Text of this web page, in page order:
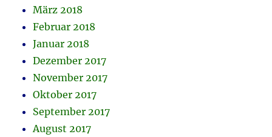
März 2018
Februar 2018
Januar 2018
Dezember 2017
November 2017
Oktober 2017
September 2017
August 2017